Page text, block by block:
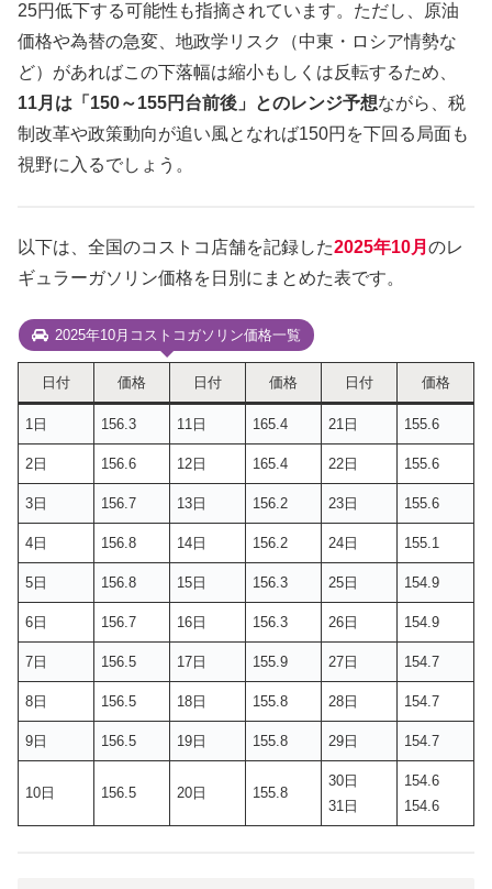
25円低下する可能性も指摘されています。ただし、原油
価格や為替の急変、地政学リスク（中東・ロシア情勢な
ど）があればこの下落幅は縮小もしくは反転するため、
11月は「150～155円台前後」とのレンジ予想ながら、税
制改革や政策動向が追い風となれば150円を下回る局面も
視野に入るでしょう。
以下は、全国のコストコ店舗を記録した2025年10月 のレ
ギュラーガソリン価格を日別にまとめた表です。
2025年10月コストコガソリン価格一覧
日付 価格 日付 価格 日付 価格
1日 156.3 11日 165.4 21日 155.6
2日 156.6 12日 165.4 22日 155.6
3日 156.7 13日 156.2 23日 155.6
4日 156.8 14日 156.2 24日 155.1
5日 156.8 15日 156.3 25日 154.9
6日 156.7 16日 156.3 26日 154.9
7日 156.5 17日 155.9 27日 154.7
8日 156.5 18日 155.8 28日 154.7
9日 156.5 19日 155.8 29日 154.7
10日 156.5 20日 155.8
30日
31日
154.6
154.6